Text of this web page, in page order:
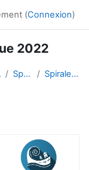
(Connexion)
2022
Spirale d'Ekman Spirale d'Ekman océanique